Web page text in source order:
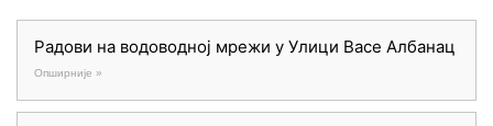
Радови на водоводној мрежи у Улици Васе Албанац
Опширније »